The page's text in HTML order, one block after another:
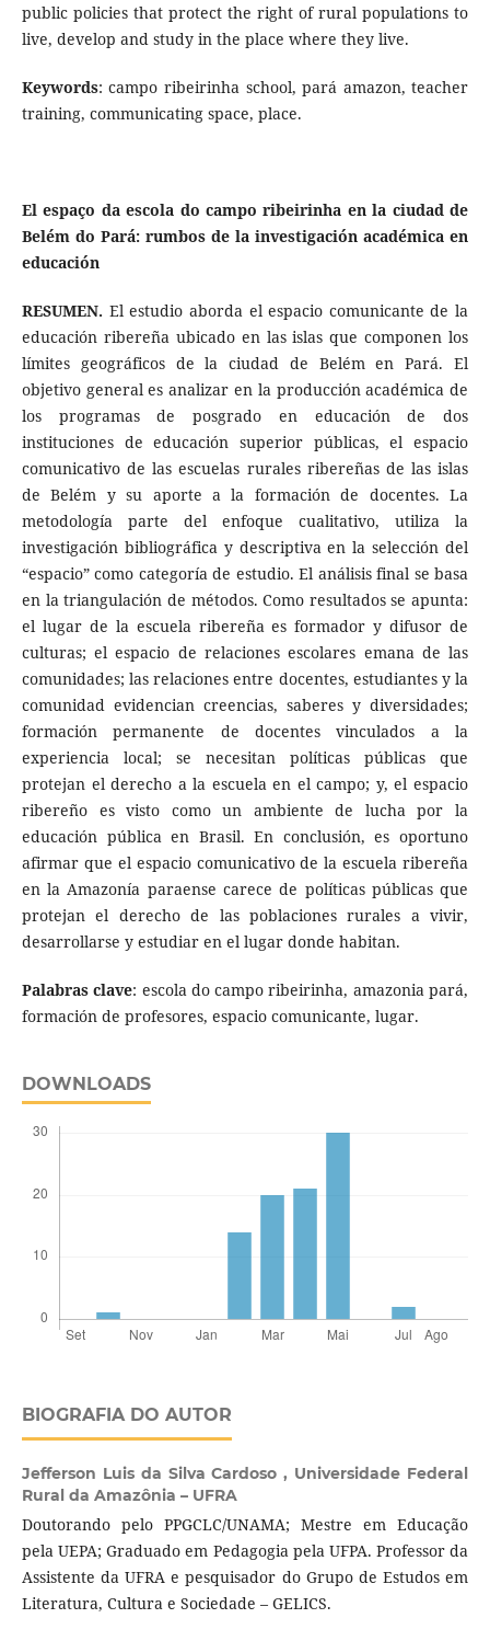
public policies that protect the right of rural populations to
live, develop and study in the place where they live.
Keywords: campo ribeirinha school, pará amazon, teacher
training, communicating space, place.
El espaço da escola do campo ribeirinha en la ciudad de
Belém do Pará: rumbos de la investigación académica en
educación
RESUMEN. El estudio aborda el espacio comunicante de la
educación ribereña ubicado en las islas que componen los
límites geográficos de la ciudad de Belém en Pará. El
objetivo general es analizar en la producción académica de
los programas de posgrado en educación de dos
instituciones de educación superior públicas, el espacio
comunicativo de las escuelas rurales ribereñas de las islas
de Belém y su aporte a la formación de docentes. La
metodología parte del enfoque cualitativo, utiliza la
investigación bibliográfica y descriptiva en la selección del
“espacio” como categoría de estudio. El análisis final se basa
en la triangulación de métodos. Como resultados se apunta:
el lugar de la escuela ribereña es formador y difusor de
culturas; el espacio de relaciones escolares emana de las
comunidades; las relaciones entre docentes, estudiantes y la
comunidad evidencian creencias, saberes y diversidades;
formación permanente de docentes vinculados a la
experiencia local; se necesitan políticas públicas que
protejan el derecho a la escuela en el campo; y, el espacio
ribereño es visto como un ambiente de lucha por la
educación pública en Brasil. En conclusión, es oportuno
afirmar que el espacio comunicativo de la escuela ribereña
en la Amazonía paraense carece de políticas públicas que
protejan el derecho de las poblaciones rurales a vivir,
desarrollarse y estudiar en el lugar donde habitan.
Palabras clave: escola do campo ribeirinha, amazonia pará,
formación de profesores, espacio comunicante, lugar.
DOWNLOADS
BIOGRAFIA DO AUTOR
Jefferson Luis da Silva Cardoso , Universidade Federal
Rural da Amazônia – UFRA
Doutorando pelo PPGCLC/UNAMA; Mestre em Educação
pela UEPA; Graduado em Pedagogia pela UFPA. Professor da
Assistente da UFRA e pesquisador do Grupo de Estudos em
Literatura, Cultura e Sociedade – GELICS.